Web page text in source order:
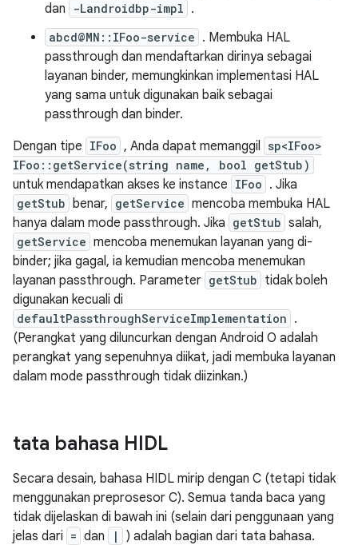
dan -Landroidbp-impl .
abcd@MN::IFoo-service . Membuka HAL
passthrough dan mendaftarkan dirinya sebagai
layanan binder, memungkinkan implementasi HAL
yang sama untuk digunakan baik sebagai
passthrough dan binder.
Dengan tipe IFoo , Anda dapat memanggil sp<IFoo>
IFoo::getService(string name, bool getStub)
untuk mendapatkan akses ke instance IFoo . Jika
getStub benar, getService mencoba membuka HAL
hanya dalam mode passthrough. Jika getStub salah,
getService mencoba menemukan layanan yang di-
binder; jika gagal, ia kemudian mencoba menemukan
layanan passthrough. Parameter getStub tidak boleh
digunakan kecuali di
defaultPassthroughServiceImplementation .
(Perangkat yang diluncurkan dengan Android O adalah
perangkat yang sepenuhnya diikat, jadi membuka layanan
dalam mode passthrough tidak diizinkan.)
tata bahasa HIDL
Secara desain, bahasa HIDL mirip dengan C (tetapi tidak
menggunakan preprosesor C). Semua tanda baca yang
tidak dijelaskan di bawah ini (selain dari penggunaan yang
jelas dari = dan | ) adalah bagian dari tata bahasa.